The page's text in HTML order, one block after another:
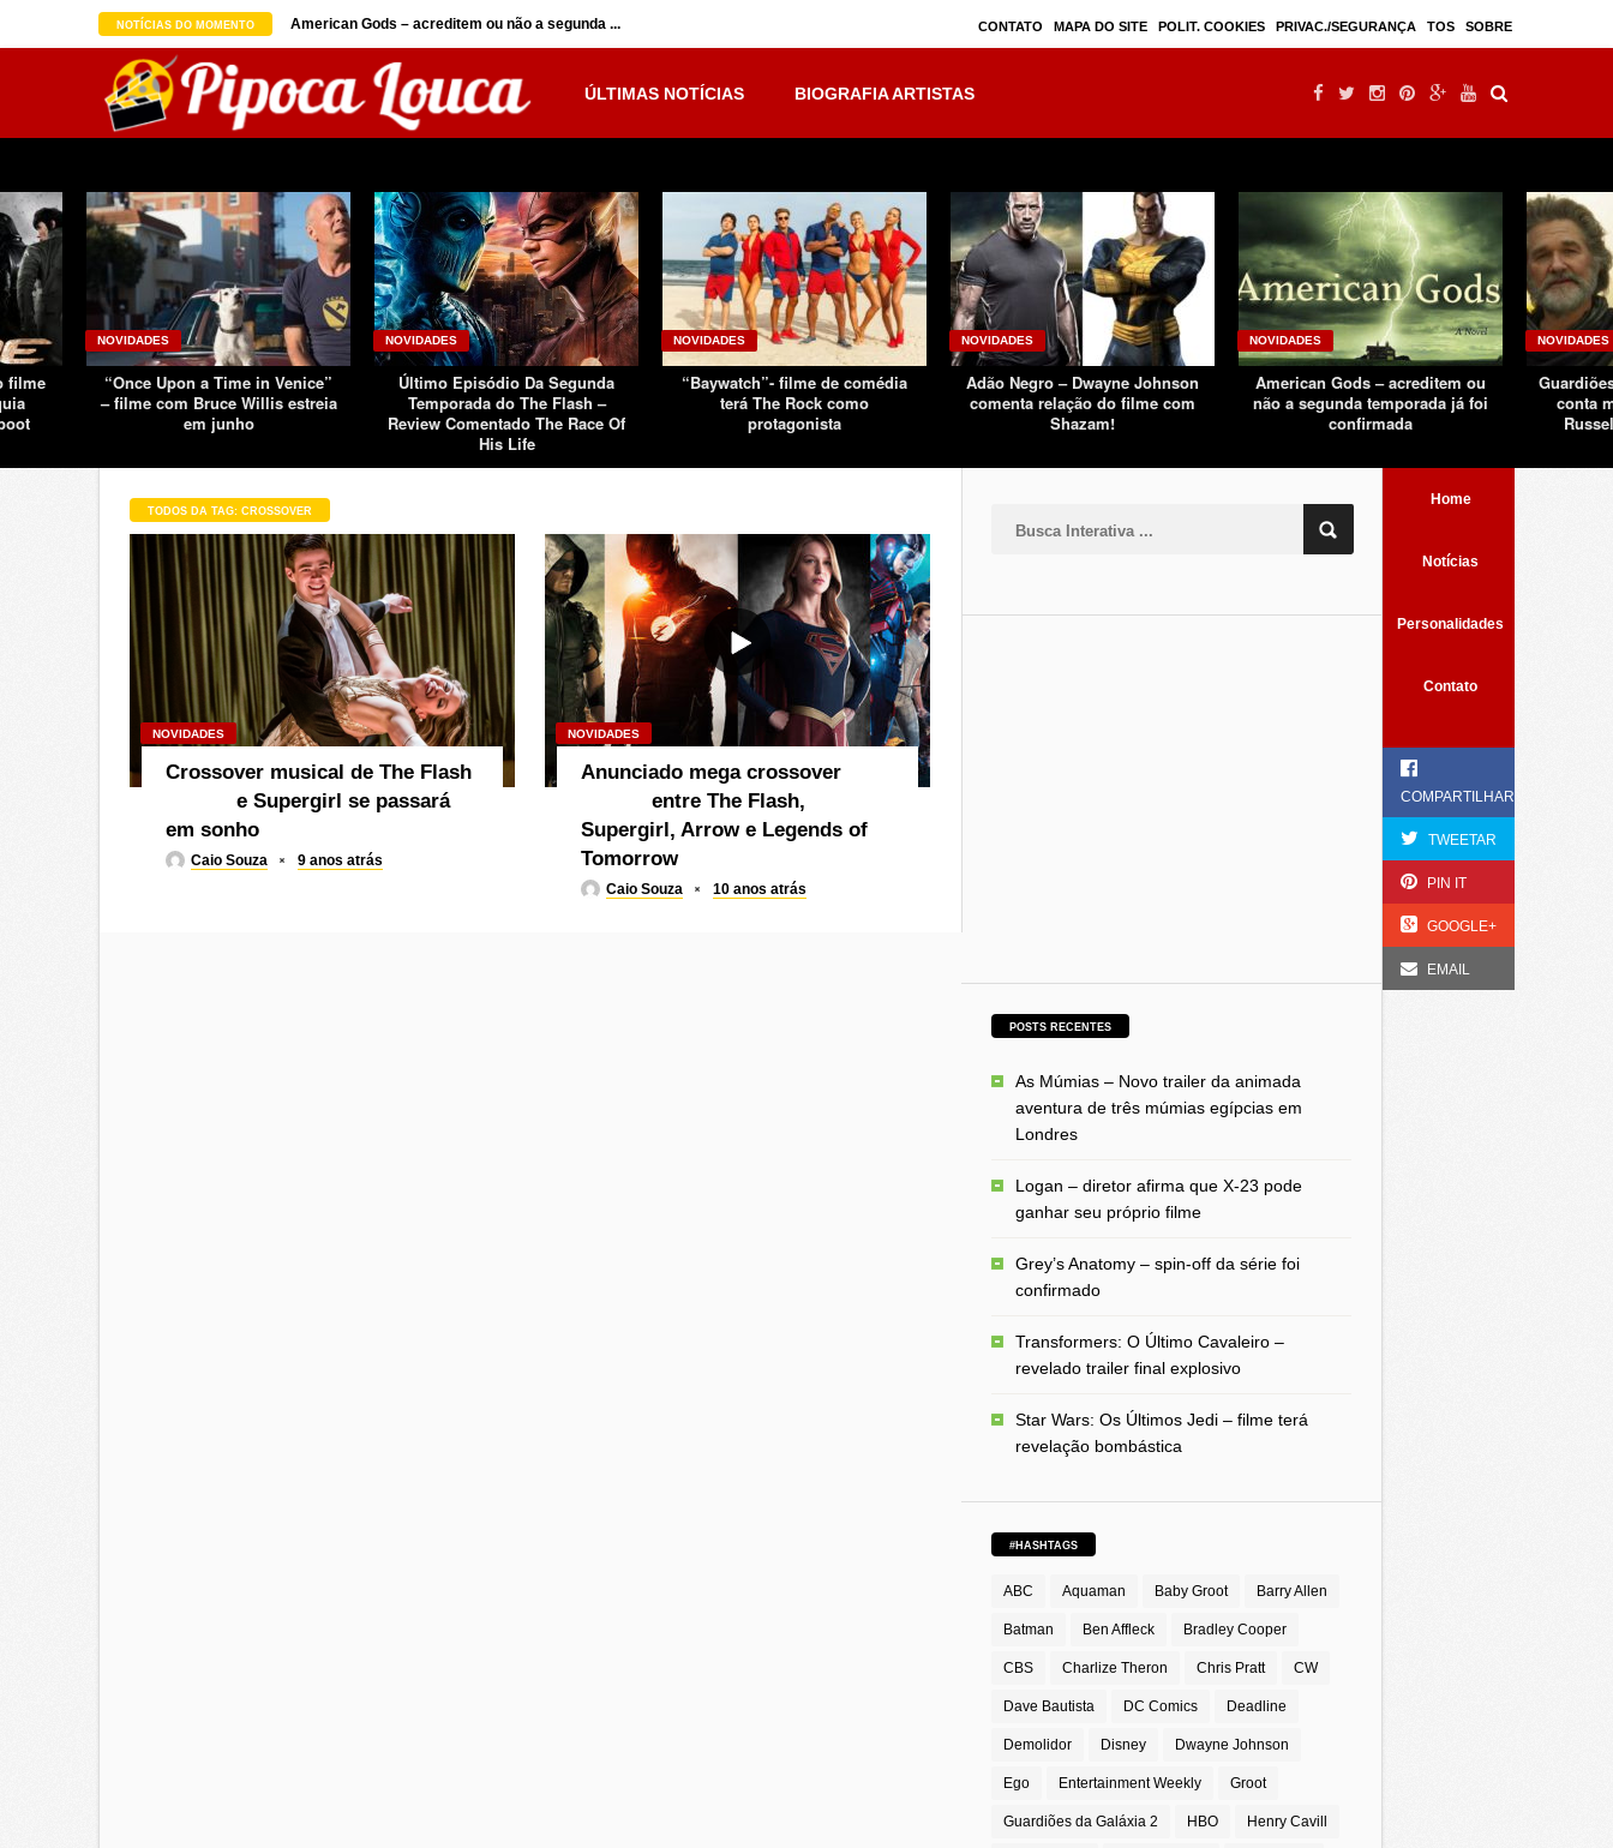
NOTÍCIAS DO MOMENTO
seguindo sucesso d ... American Gods – acreditem ou não a segunda ... Inumanos – série seguirá separada, mas no ... Mulan – filme live-action seguindo sucesso d ...
CONTATO MAPA DO SITE POLIT. COOKIES PRIVAC./SEGURANÇA TOS SOBRE
ÚLTIMAS NOTÍCIAS BIOGRAFIA ARTISTAS
filme
NOVIDADES
“Once Upon a Time in Venice”
– filme com Bruce Willis estreia
em junho
NOVIDADES
Último Episódio Da Segunda
Temporada do The Flash –
Review Comentado The Race Of
His Life
NOVIDADES
“Baywatch”- filme de comédia
terá The Rock como
protagonista
NOVIDADES
Adão Negro – Dwayne Johnson
comenta relação do filme com
Shazam!
NOVIDADES
American Gods – acreditem ou
não a segunda temporada já foi
confirmada
NOVIDADES
conta
Home
Notícias
Personalidades
Contato
COMPARTILHAR
TWEETAR
PIN IT
GOOGLE+
EMAIL
TODOS DA TAG: CROSSOVER
NOVIDADES
Crossover musical de The Flash
e Supergirl se passará
em sonho
Caio Souza 9 anos atrás
NOVIDADES
Anunciado mega crossover
entre The Flash,
Supergirl, Arrow e Legends of
Tomorrow
Caio Souza 10 anos atrás
POSTS RECENTES
As Múmias – Novo trailer da animada
aventura de três múmias egípcias em
Londres
Logan – diretor afirma que X-23 pode
ganhar seu próprio filme
Grey’s Anatomy – spin-off da série foi
confirmado
Transformers: O Último Cavaleiro –
revelado trailer final explosivo
Star Wars: Os Últimos Jedi – filme terá
revelação bombástica
#HASHTAGS
ABC Aquaman Baby Groot Barry Allen
Batman Ben Affleck Bradley Cooper
CBS Charlize Theron Chris Pratt CW
Dave Bautista DC Comics Deadline
Demolidor Disney Dwayne Johnson
Ego Entertainment Weekly Groot
Guardiões da Galáxia 2 HBO Henry Cavill